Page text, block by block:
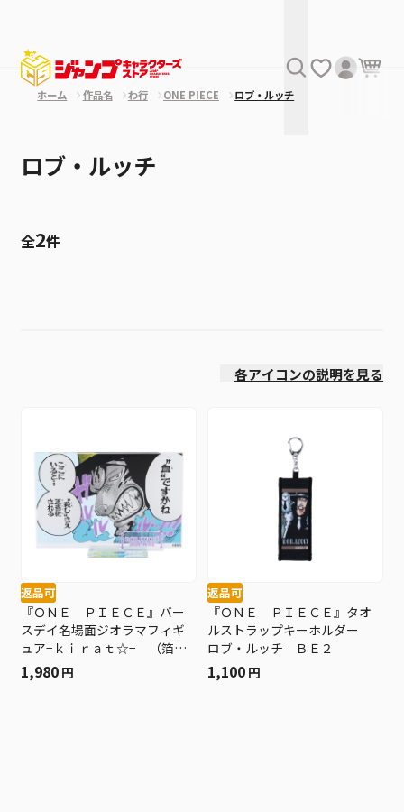
ホーム 作品名 わ行 ONE PIECE ロブ・ルッチ
ロブ・ルッチ
全2件
各アイコンの説明を見る
返品可
『ＯＮＥ ＰＩＥＣＥ』バー
スデイ名場面ジオラマフィギ
ュア−ｋｉｒａｔ☆− （箔入
りアクリル） ロブ・ルッ
チ ＢＦ２
1,980 円
返品可
『ＯＮＥ ＰＩＥＣＥ』タオ
ルストラップキーホルダー
ロブ・ルッチ ＢＥ２
1,100 円